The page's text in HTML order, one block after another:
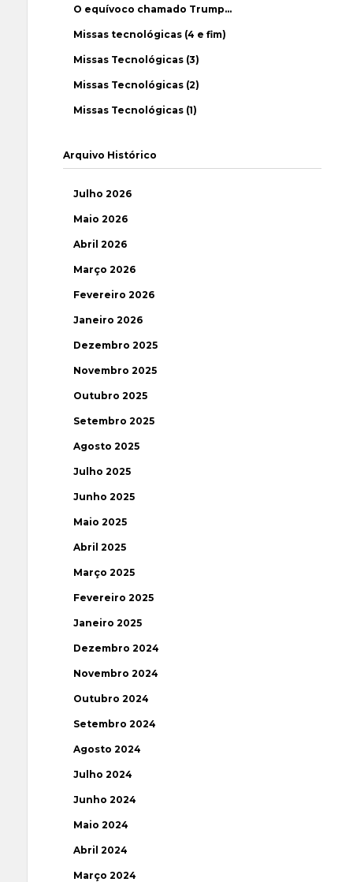
O equívoco chamado Trump…
Missas tecnológicas (4 e fim)
Missas Tecnológicas (3)
Missas Tecnológicas (2)
Missas Tecnológicas (1)
Arquivo Histórico
Julho 2026
Maio 2026
Abril 2026
Março 2026
Fevereiro 2026
Janeiro 2026
Dezembro 2025
Novembro 2025
Outubro 2025
Setembro 2025
Agosto 2025
Julho 2025
Junho 2025
Maio 2025
Abril 2025
Março 2025
Fevereiro 2025
Janeiro 2025
Dezembro 2024
Novembro 2024
Outubro 2024
Setembro 2024
Agosto 2024
Julho 2024
Junho 2024
Maio 2024
Abril 2024
Março 2024